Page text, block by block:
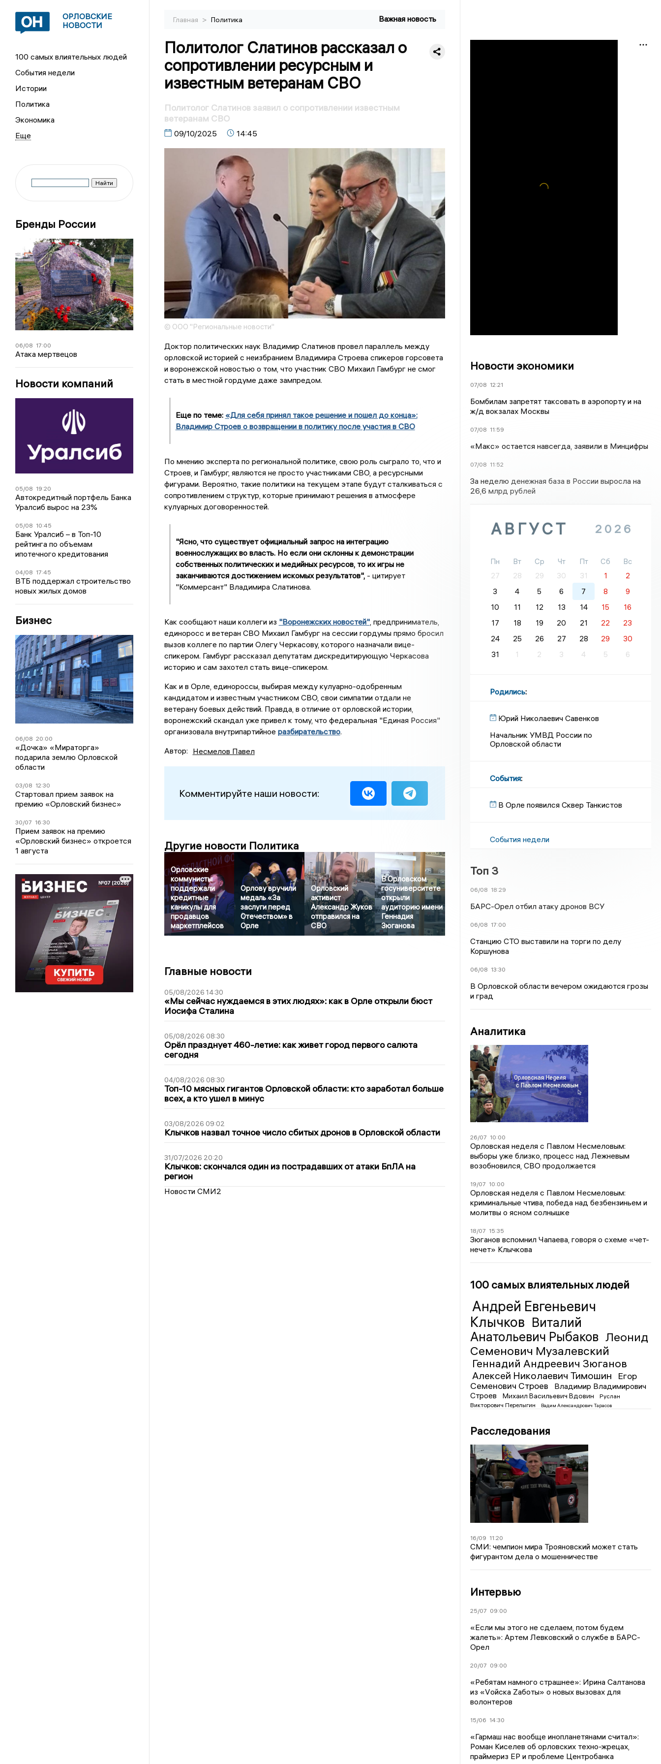
ОРЛОВСКИЕ
НОВОСТИ
100 самых влиятельных людей
События недели
Истории
Политика
Экономика
Бренды России
06/08 17:00
Атака мертвецов
Новости компаний
05/08 19:20
Автокредитный портфель Банка
Уралсиб вырос на 23%
05/08 10:45
Банк Уралсиб – в Топ-10
рейтинга по объемам
ипотечного кредитования
04/08 17:45
ВТБ поддержал строительство
новых жилых домов
Бизнес
06/08 20:00
«Дочка» «Мираторга»
подарила землю Орловской
области
03/08 12:30
Стартовал прием заявок на
премию «Орловский бизнес»
30/07 16:30
Прием заявок на премию
«Орловский бизнес» откроется
1 августа
Главная > Политика Важная новость
Политолог Слатинов рассказал о
сопротивлении ресурсным и
известным ветеранам СВО
Политолог Слатинов заявил о сопротивлении известным
ветеранам СВО
09/10/2025 14:45
© ООО "Региональные новости"
Доктор политических наук Владимир Слатинов провел параллель между
орловской историей с неизбранием Владимира Строева спикеров горсовета
и воронежской новостью о том, что участник СВО Михаил Гамбург не смог
стать в местной гордуме даже зампредом.
Еще по теме: «Для себя принял такое решение и пошел до конца»:
Владимир Строев о возвращении в политику после участия в СВО
По мнению эксперта по региональной политике, свою роль сыграло то, что и
Строев, и Гамбург, являются не просто участниками СВО, а ресурсными
фигурами. Вероятно, такие политики на текущем этапе будут сталкиваться с
сопротивлением структур, которые принимают решения в атмосфере
кулуарных договоренностей.
"Ясно, что существует официальный запрос на интеграцию
военнослужащих во власть. Но если они склонны к демонстрации
собственных политических и медийных ресурсов, то их игры не
заканчиваются достижением искомых результатов", - цитирует
"Коммерсант" Владимира Слатинова.
Как сообщают наши коллеги из "Воронежских новостей", предприниматель,
единоросс и ветеран СВО Михаил Гамбург на сессии гордумы прямо бросил
вызов коллеге по партии Олегу Черкасову, которого назначали вице-
спикером. Гамбург рассказал депутатам дискредитирующую Черкасова
историю и сам захотел стать вице-спикером.
Как и в Орле, единороссы, выбирая между кулуарно-одобренным
кандидатом и известным участником СВО, свои симпатии отдали не
ветерану боевых действий. Правда, в отличие от орловской истории,
воронежский скандал уже привел к тому, что федеральная "Единая Россия"
организовала внутрипартийное разбирательство.
Автор: Несмелов Павел
Комментируйте наши новости:
Другие новости Политика
Орловские
коммунисты
поддержали
кредитные
каникулы для
продавцов
маркетплейсов
Орлову вручили
медаль «За
заслуги перед
Отечеством» в
Орле
Орловский
активист
Александр Жуков
отправился на
СВО
В Орловском
госуниверситете
открыли
аудиторию имени
Геннадия
Зюганова
Главные новости
05/08/2026 14:30
«Мы сейчас нуждаемся в этих людях»: как в Орле открыли бюст
Иосифа Сталина
05/08/2026 08:30
Орёл празднует 460-летие: как живет город первого салюта
сегодня
04/08/2026 08:30
Топ-10 мясных гигантов Орловской области: кто заработал больше
всех, а кто ушел в минус
03/08/2026 09:02
Клычков назвал точное число сбитых дронов в Орловской области
31/07/2026 20:20
Клычков: скончался один из пострадавших от атаки БпЛА на
регион
Новости СМИ2
Новости экономики
07/08 12:21
Бомбилам запретят таксовать в аэропорту и на
ж/д вокзалах Москвы
07/08 11:59
«Макс» остается навсегда, заявили в Минцифры
07/08 11:52
За неделю денежная база в России выросла на
26,6 млрд рублей
АВГУСТ 2026
Пн Вт Ср Чт Пт Сб
Вс
27
28 29 30 31 1
2
3
4 5 6 7 8
9
10
11 12 13 14 15
16
17
18 19 20 21 22
23
24
25 26 27 28 29
30
31
1 2 3 4 5 6
Родились:
Юрий Николаевич Савенков
Начальник УМВД России по
Орловской области
События:
В Орле появился Сквер Танкистов
События недели
Топ 3
06/08 18:29
БАРС-Орел отбил атаку дронов ВСУ
06/08 17:00
Станцию СТО выставили на торги по делу
Коршунова
06/08 13:30
В Орловской области вечером ожидаются грозы
и град
Аналитика
26/07 10:00
Орловская неделя с Павлом Несмеловым:
выборы уже близко, процесс над Лежневым
возобновился, СВО продолжается
19/07 10:00
Орловская неделя с Павлом Несмеловым:
криминальные чтива, победа над безбензиньем и
молитвы о ясном солнышке
18/07 15:35
Зюганов вспомнил Чапаева, говоря о схеме «чет-
нечет» Клычкова
100 самых влиятельных людей
Андрей Евгеньевич
Клычков Виталий
Анатольевич Рыбаков Леонид
Семенович Музалевский
Геннадий Андреевич Зюганов
Алексей Николаевич Тимошин
Егор
Семенович Строев
Владимир Владимирович
Строев
Михаил Васильевич Вдовин
Руслан
Викторович Перелыгин
Вадим Александрович Тарасов
Расследования
16/09 11:20
СМИ: чемпион мира Трояновский может стать
фигурантом дела о мошенничестве
Интервью
25/07 09:00
«Если мы этого не сделаем, потом будем
жалеть»: Артем Левковский о службе в БАРС-
Орел
20/07 09:00
«Ребятам намного страшнее»: Ирина Салтанова
из «Vойска Zаботы» о новых вызовах для
волонтеров
15/06 14:30
«Гармаш нас вообще инопланетянами считал»:
Роман Киселев об орловских техно-жрецах,
праймериз ЕР и проблеме Центробанка